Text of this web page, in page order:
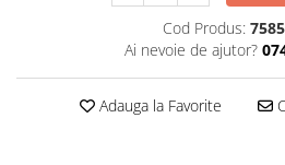
Microfoane wireless si sisteme
Stative de microfon
Accesorii de microfoane
Cod Produs:
Ai nevoie de ajutor?
Adauga la Favorite